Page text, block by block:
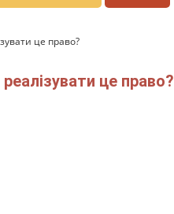
це право?
це право?